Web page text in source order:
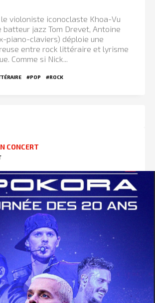
violoniste iconoclaste Khoa-Vu
batteur jazz Tom Drevet, Antoine
piano-claviers) déploie une
entre rock littéraire et lyrisme
Comme si Nick...
#POP #ROCK
CONCERT